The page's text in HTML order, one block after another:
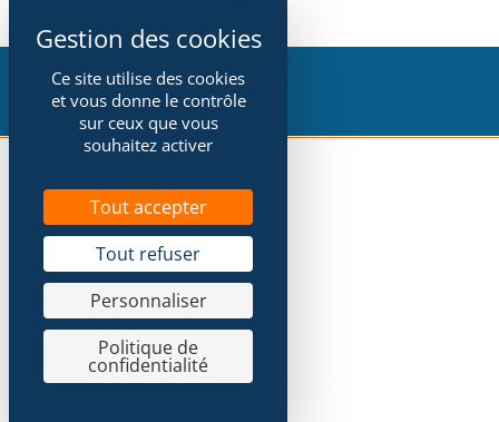
Ce site utilise des cookies
et vous donne le contrôle
sur ceux que vous
souhaitez activer
Tout accepter
Tout refuser
Personnaliser
Politique de
confidentialité